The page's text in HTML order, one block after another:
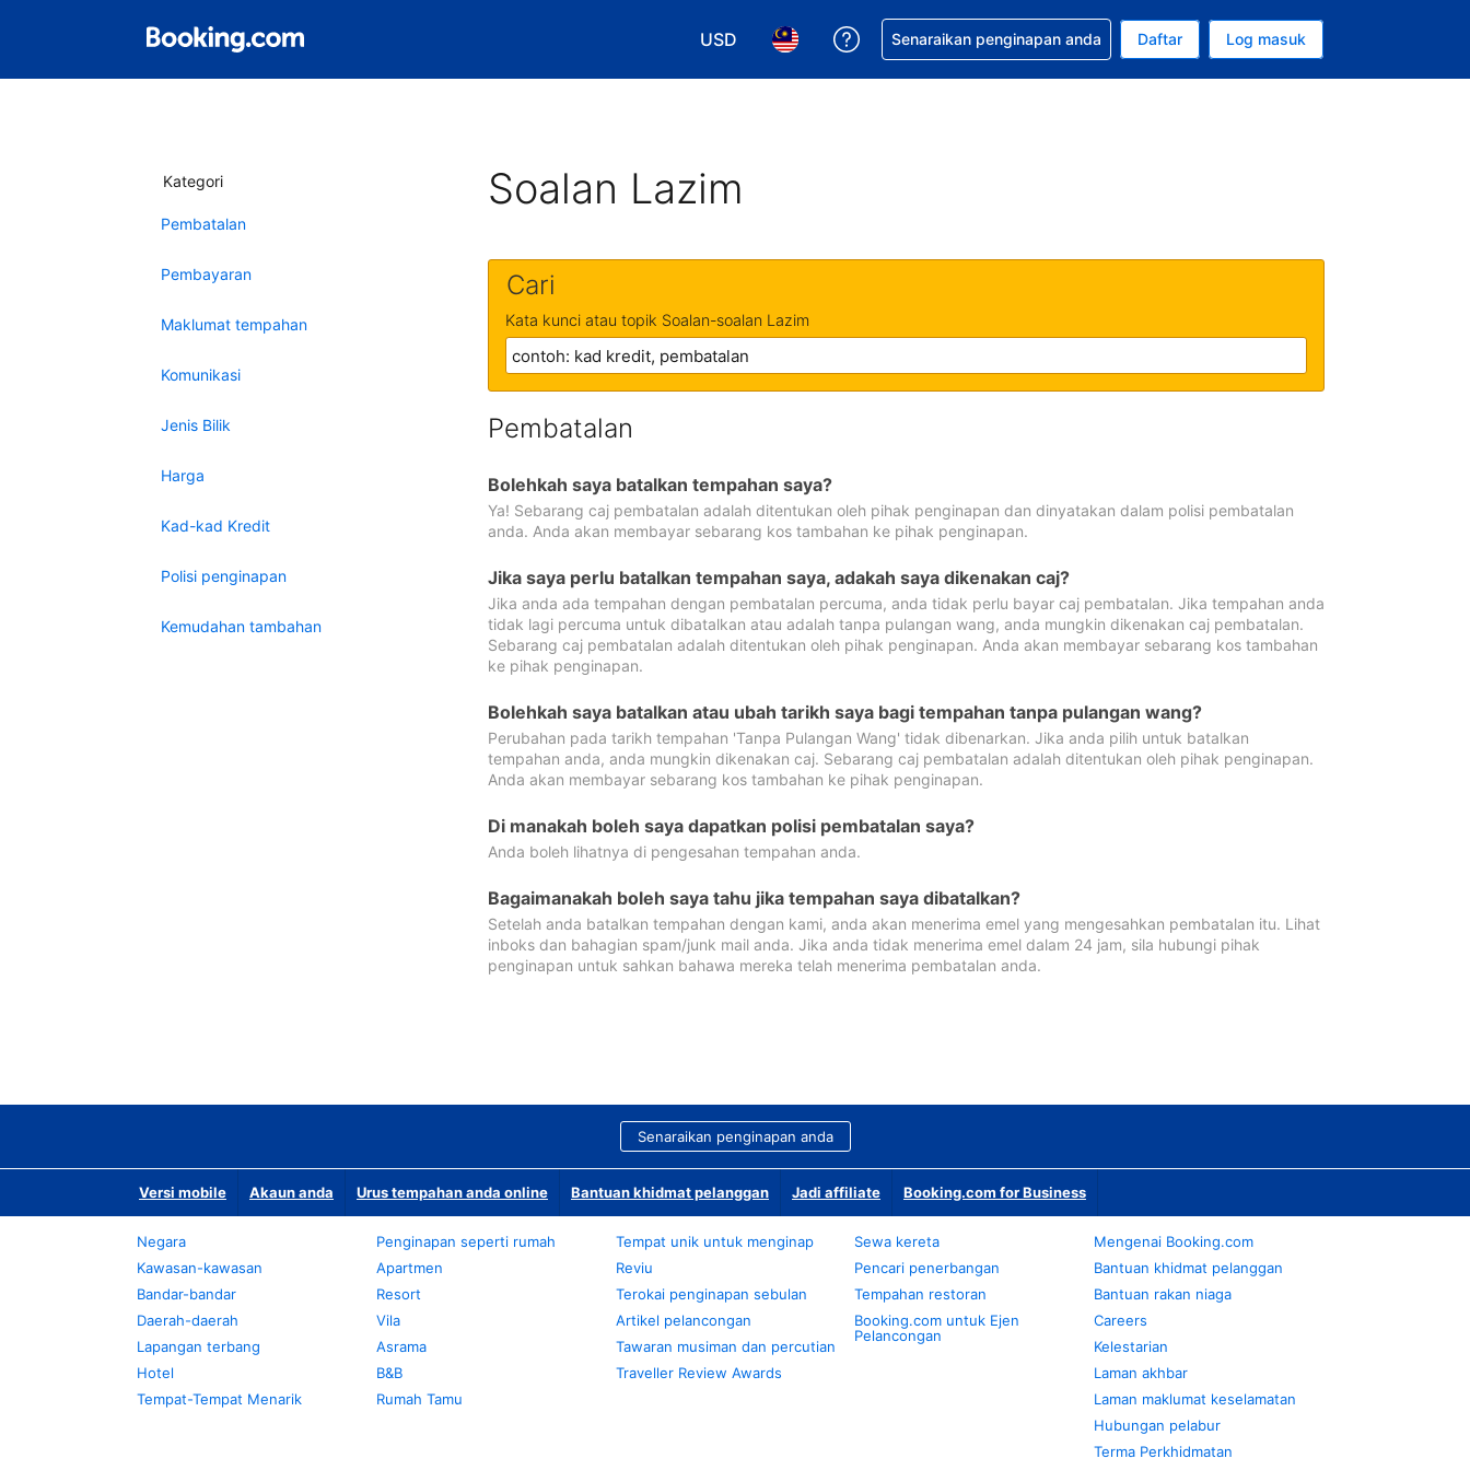
USD
Pilih mata wang anda. Mata wang semasa anda adalah Dolar A.S.
Pilih bahasa anda. Bahasa semasa anda adalah Bahasa Malaysia
Dapatkan bantuan bagi tempahan anda
Senaraikan penginapan anda Daftar Log masuk
Kategori
Pembatalan
Pembayaran
Maklumat tempahan
Komunikasi
Jenis Bilik
Harga
Kad-kad Kredit
Polisi penginapan
Kemudahan tambahan
Soalan Lazim
Cari
Kata kunci atau topik Soalan-soalan Lazim
Pembatalan
Bolehkah saya batalkan tempahan saya?
Ya! Sebarang caj pembatalan adalah ditentukan oleh pihak penginapan dan dinyatakan dalam polisi pembatalan
anda. Anda akan membayar sebarang kos tambahan ke pihak penginapan.
Jika saya perlu batalkan tempahan saya, adakah saya dikenakan caj?
Jika anda ada tempahan dengan pembatalan percuma, anda tidak perlu bayar caj pembatalan. Jika tempahan anda
tidak lagi percuma untuk dibatalkan atau adalah tanpa pulangan wang, anda mungkin dikenakan caj pembatalan.
Sebarang caj pembatalan adalah ditentukan oleh pihak penginapan. Anda akan membayar sebarang kos tambahan
ke pihak penginapan.
Bolehkah saya batalkan atau ubah tarikh saya bagi tempahan tanpa pulangan wang?
Perubahan pada tarikh tempahan 'Tanpa Pulangan Wang' tidak dibenarkan. Jika anda pilih untuk batalkan
tempahan anda, anda mungkin dikenakan caj. Sebarang caj pembatalan adalah ditentukan oleh pihak penginapan.
Anda akan membayar sebarang kos tambahan ke pihak penginapan.
Di manakah boleh saya dapatkan polisi pembatalan saya?
Anda boleh lihatnya di pengesahan tempahan anda.
Bagaimanakah boleh saya tahu jika tempahan saya dibatalkan?
Setelah anda batalkan tempahan dengan kami, anda akan menerima emel yang mengesahkan pembatalan itu. Lihat
inboks dan bahagian spam/junk mail anda. Jika anda tidak menerima emel dalam 24 jam, sila hubungi pihak
penginapan untuk sahkan bahawa mereka telah menerima pembatalan anda.
Senaraikan penginapan anda
Versi mobile Akaun anda Urus tempahan anda online Bantuan khidmat pelanggan Jadi affiliate Booking.com for Business
Negara
Kawasan-kawasan
Bandar-bandar
Daerah-daerah
Lapangan terbang
Hotel
Tempat-Tempat Menarik
Penginapan seperti rumah
Apartmen
Resort
Vila
Asrama
B&B
Rumah Tamu
Tempat unik untuk menginap
Reviu
Terokai penginapan sebulan
Artikel pelancongan
Tawaran musiman dan percutian
Traveller Review Awards
Sewa kereta
Pencari penerbangan
Tempahan restoran
Booking.com untuk Ejen
Pelancongan
Mengenai Booking.com
Bantuan khidmat pelanggan
Bantuan rakan niaga
Careers
Kelestarian
Laman akhbar
Laman maklumat keselamatan
Hubungan pelabur
Terma Perkhidmatan